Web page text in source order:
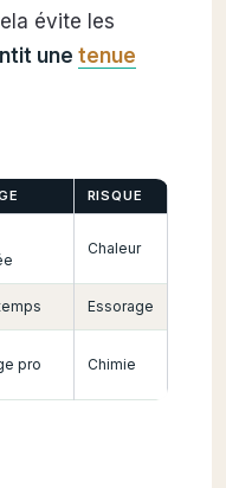
évite les
une tenue
RISQUE
Chaleur
Essorage
pro Chimie